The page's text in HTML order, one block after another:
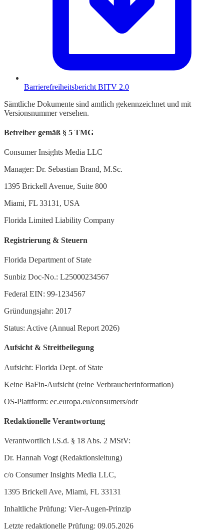
Barrierefreiheitsbericht BITV 2.0
Sämtliche Dokumente sind amtlich gekennzeichnet und mit
Versionsnummer versehen.
Betreiber gemäß § 5 TMG
Consumer Insights Media LLC
Manager: Dr. Sebastian Brand, M.Sc.
1395 Brickell Avenue, Suite 800
Miami, FL 33131, USA
Florida Limited Liability Company
Registrierung & Steuern
Florida Department of State
Sunbiz Doc-No.: L25000234567
Federal EIN: 99-1234567
Gründungsjahr: 2017
Status: Active (Annual Report 2026)
Aufsicht & Streitbeilegung
Aufsicht: Florida Dept. of State
Keine BaFin-Aufsicht (reine Verbraucherinformation)
OS-Plattform: ec.europa.eu/consumers/odr
Redaktionelle Verantwortung
Verantwortlich i.S.d. § 18 Abs. 2 MStV:
Dr. Hannah Vogt (Redaktionsleitung)
c/o Consumer Insights Media LLC,
1395 Brickell Ave, Miami, FL 33131
Inhaltliche Prüfung: Vier-Augen-Prinzip
Letzte redaktionelle Prüfung: 09.05.2026